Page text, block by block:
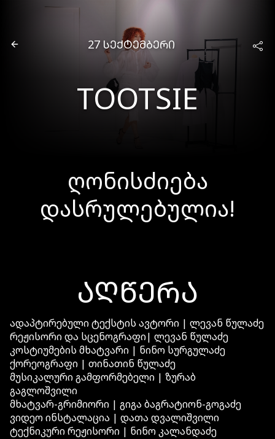
27 ᲡᲔᲥᲢᲔᲛᲑᲔᲠᲘ
TOOTSIE
ღონისძიება
დასრულებულია!
ᲐᲦᲬᲔᲠᲐ
ადაპტირებული ტექსტის ავტორი | ლევან წულაძე
რეჟისორი და სცენოგრაფი| ლევან წულაძე
კოსტიუმების მხატვარი | ნინო სურგულაძე
ქორეოგრაფი | თინათინ წულაძე
მუსიკალური გამფორმებელი | ზურაბ
გაგლოშვილი
მხატვარ-გრიმიორი | გიგა ბაგრატიონ-გოგაძე
ვიდეო ინსტალაცია | დათა დვალიშვილი
ტექნიკური რეჟისორი | ნინო კალანდაძე